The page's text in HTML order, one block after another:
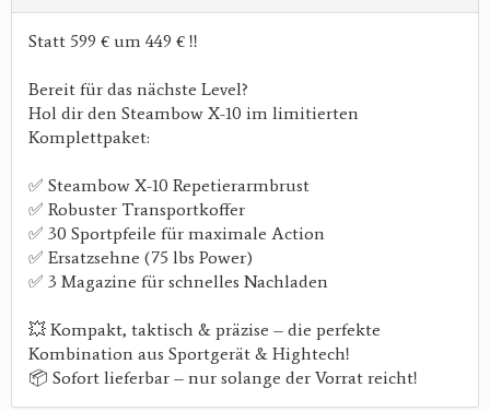
Statt 599 € um 449 € !!
Bereit für das nächste Level?
Hol dir den Steambow X-10 im limitierten
Komplettpaket:
✅ Steambow X-10 Repetierarmbrust
✅ Robuster Transportkoffer
✅ 30 Sportpfeile für maximale Action
✅ Ersatzsehne (75 lbs Power)
✅ 3 Magazine für schnelles Nachladen
💥 Kompakt, taktisch & präzise – die perfekte
Kombination aus Sportgerät & Hightech!
📦 Sofort lieferbar – nur solange der Vorrat reicht!